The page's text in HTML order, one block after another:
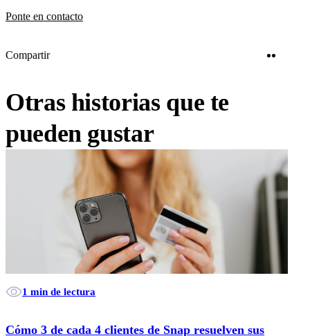
Ponte en contacto
Compartir
Otras historias que te
pueden gustar
1 min de lectura
Cómo 3 de cada 4 clientes de Snap resuelven sus